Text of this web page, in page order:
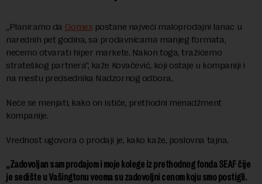
„Planiramo da Gomex postane najveći maloprodajni lanac u
narednih pet godina, sa prodavnicama manjeg formata,
nećemo otvarati hiper markete. Nakon toga, tražićemo
strateškog partnera“, kaže Kovačević, koji ostaje u kompaniji i
na mestu predsednika Nadzornog odbora.
Neće se menjati, kako on ističe, prethodni menadžment
kompanije.
Vrednost ugovora o prodaji je, kako kaže, poslovna tajna.
„Zadovoljan sam prodajom i moje kolege iz prethodnog fonda SEAF čije
je sedište u Vašingtonu veoma su zadovoljni cenom koju smo postigli.